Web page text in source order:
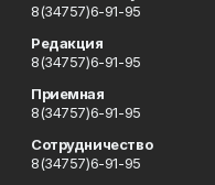
8(34757)6-91-95
Редакция
8(34757)6-91-95
Приемная
8(34757)6-91-95
Сотрудничество
8(34757)6-91-95